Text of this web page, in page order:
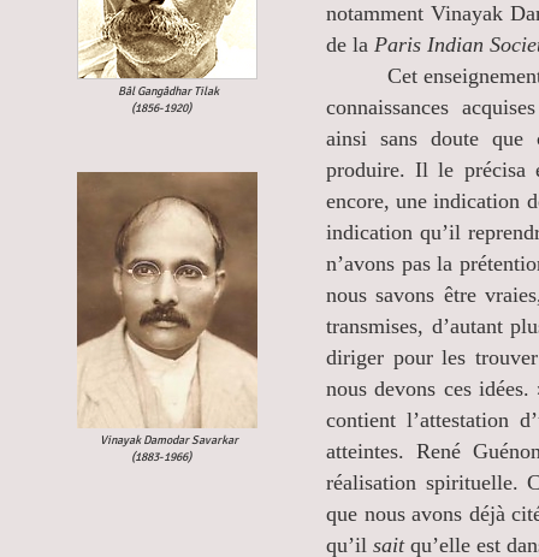
notamment Vinayak
de la Paris Indian
Cet enseignement
connaissances
ainsi sans doute que
produire. Il le précisa
encore, une indication
indication qu’il
n’avons pas la
nous savons être
transmises, d’autant
diriger pour les
nous devons ces
contient l’attestation
atteintes. René
réalisation spirituelle.
que nous avons déjà
qu’il saitqu’elle est
Bâl Gangâdhar Tilak
(1856-1920)
Vinayak Damodar Savarkar​
(1883-1966)